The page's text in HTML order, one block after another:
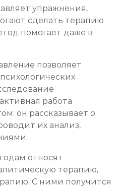
упражнения,
сделать терапию
помогает даже в
позволяет
работа
он рассказывает о
их анализ,
относят
терапию,
С ними получится